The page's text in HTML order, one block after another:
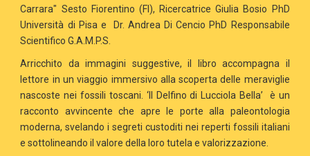
Carrara" Sesto Fiorentino (FI), Ricercatrice Giulia Bosio PhD
Università di Pisa e Dr. Andrea Di Cencio PhD Responsabile
Scientifico G.A.M.P.S.
Arricchito da immagini suggestive, il libro accompagna il
lettore in un viaggio immersivo alla scoperta delle meraviglie
nascoste nei fossili toscani. ‘Il Delfino di Lucciola Bella’ è un
racconto avvincente che apre le porte alla paleontologia
moderna, svelando i segreti custoditi nei reperti fossili italiani
e sottolineando il valore della loro tutela e valorizzazione.